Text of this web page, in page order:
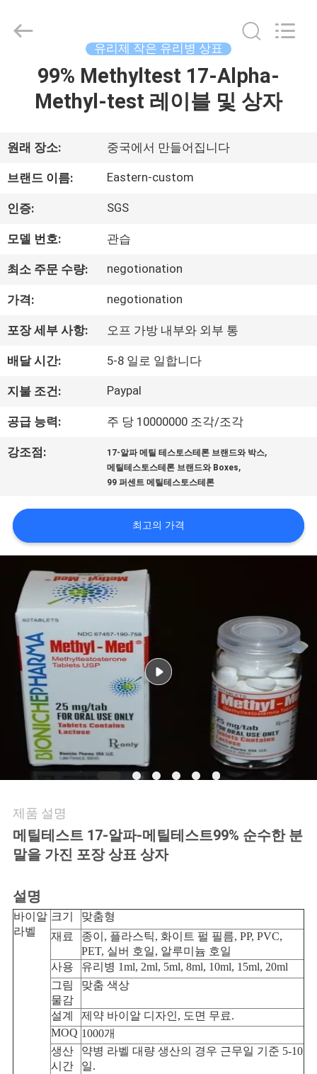
품
우
리
에
대
공
장
여
품
질
리
연
요
뉴
스
경
우
2017
유리제 작은 유리병 상표
99% Methyltest 17-Alpha-
Methyl-test 레이블 및 상자
원래 장소: 중국에서 만들어집니다
브랜드 이름: Eastern-custom
인증: SGS
모델 번호: 관습
최소 주문 수량: negotionation
가격: negotionation
포장 세부 사항: 오프 가방 내부와 외부 통
배달 시간: 5-8 일로 일합니다
지불 조건: Paypal
공급 능력: 주 당 10000000 조각/조각
강조점: 17-알파 메틸 테스토스테론 브랜드와 박스,
메틸테스토스테론 브랜드와 Boxes,
99 퍼센트 메틸테스토스테론
최고의 가격
제품 설명
메틸테스트 17-알파-메틸테스트99% 순수한 분
말을 가진 포장 상표 상자
설명
바이알
라벨
크기
맞춤형
재료
종이, 플라스틱, 화이트 펄 필름, PP, PVC,
PET, 실버 호일, 알루미늄 호일
사용
유리병 1ml, 2ml, 5ml, 8ml, 10ml, 15ml, 20ml
그림
물감
맞춤 색상
설계
제약 바이알 디자인, 도면 무료.
MOQ 1000개
생산
시간
약병 라벨 대량 생산의 경우 근무일 기준 5-10
일.